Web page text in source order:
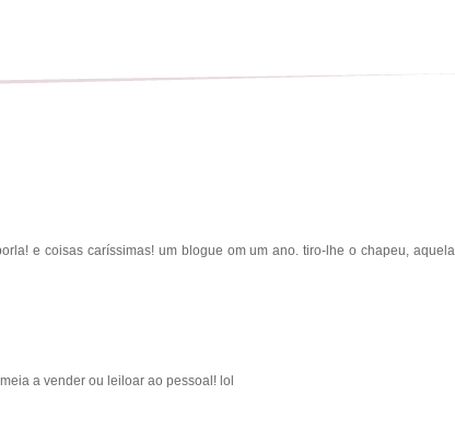
e coisas caríssimas! um blogue om um ano. tiro-lhe o chapeu, aquela
a vender ou leiloar ao pessoal! lol